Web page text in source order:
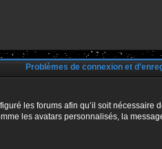
Problèmes de connexion et
les forums afin qu’il soit
les avatars personnalisés, la